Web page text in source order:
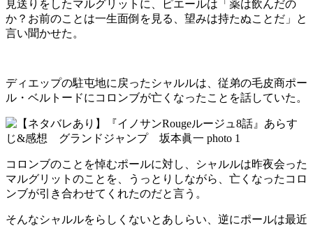
見送りをしたマルグリットに、ピエールは「薬は飲んだの
か？お前のことは一生面倒を見る、望みは持たぬことだ」と
言い聞かせた。
ディエップの駐屯地に戻ったシャルルは、従弟の毛皮商ポー
ル・ベルトードにコロンブが亡くなったことを話していた。
コロンブのことを悼むポールに対し、シャルルは昨夜会った
マルグリットのことを、うっとりしながら、亡くなったコロ
ンブが引き合わせてくれたのだと言う。
そんなシャルルをらしくないとあしらい、逆にポールは最近